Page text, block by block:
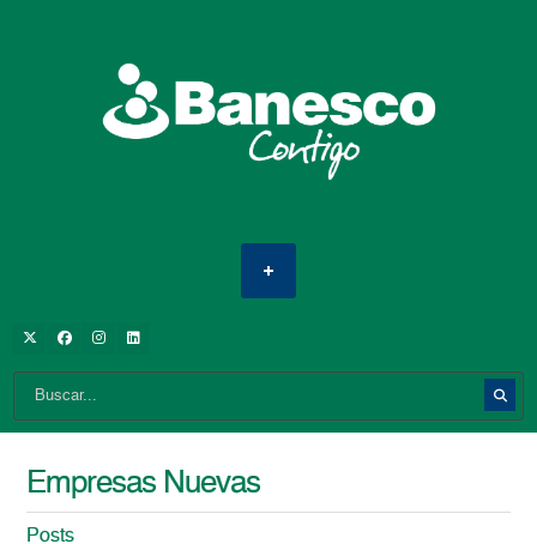
Empresas Nuevas
Posts